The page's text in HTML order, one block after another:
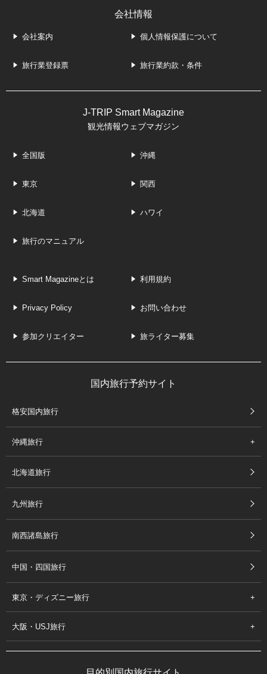
会社情報
会社案内 個人情報保護について
旅行業登録票 旅行業約款・条件
J-TRIP Smart Magazine
観光情報ウェブマガジン
全国版 沖縄
東京 関西
北海道 ハワイ
旅行のマニュアル
Smart Magazineとは 利用規約
Privacy Policy お問い合わせ
参加クリエイター 旅ライター募集
国内旅行予約サイト
格安国内旅行
沖縄旅行
北海道旅行
九州旅行
南西諸島旅行
中国・四国旅行
東京・ディズニー旅行
大阪・USJ旅行